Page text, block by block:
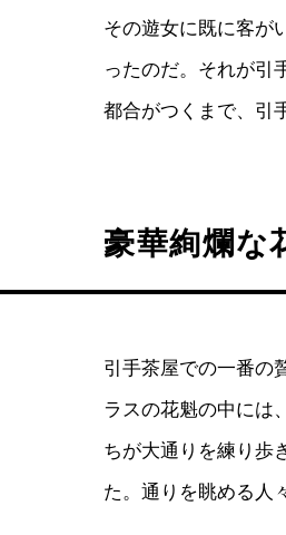
その遊女に既に客が
ったのだ。それが引
都合がつくまで、引
豪華絢爛な
引手茶屋での一番の
ラスの花魁の中には
ちが大通りを練り歩
た。通りを眺める人